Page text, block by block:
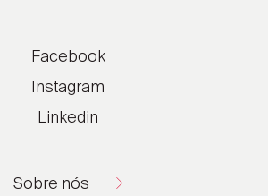
Facebook
Instagram
Linkedin
Sobre nós